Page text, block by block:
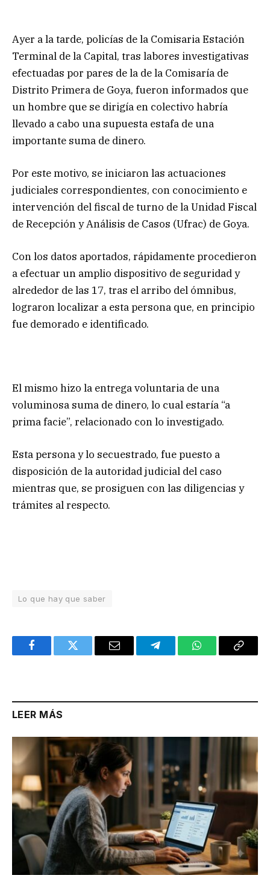
Ayer a la tarde, policías de la Comisaria Estación
Terminal de la Capital, tras labores investigativas
efectuadas por pares de la de la Comisaría de
Distrito Primera de Goya, fueron informados que
un hombre que se dirigía en colectivo habría
llevado a cabo una supuesta estafa de una
importante suma de dinero.
Por este motivo, se iniciaron las actuaciones
judiciales correspondientes, con conocimiento e
intervención del fiscal de turno de la Unidad Fiscal
de Recepción y Análisis de Casos (Ufrac) de Goya.
Con los datos aportados, rápidamente procedieron
a efectuar un amplio dispositivo de seguridad y
alrededor de las 17, tras el arribo del ómnibus,
lograron localizar a esta persona que, en principio
fue demorado e identificado.
El mismo hizo la entrega voluntaria de una
voluminosa suma de dinero, lo cual estaría “a
prima facie”, relacionado con lo investigado.
Esta persona y lo secuestrado, fue puesto a
disposición de la autoridad judicial del caso
mientras que, se prosiguen con las diligencias y
trámites al respecto.
Lo que hay que saber
FacebookTwitter Email TelegramWhatsAppCopy
LEER MÁS